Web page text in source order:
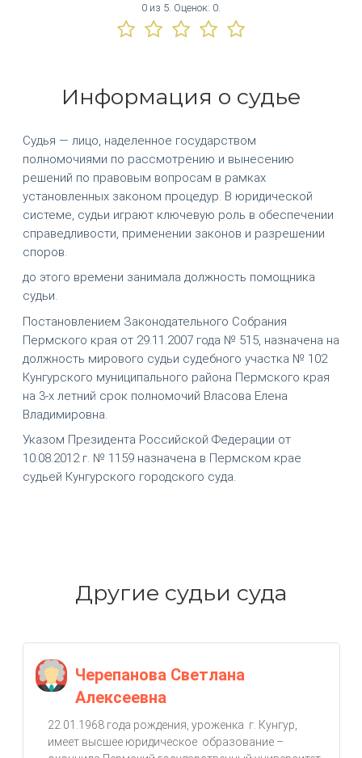
0 из 5. Оценок: 0
Информация о судье
Судья — лицо, наделенное государством
полномочиями по рассмотрению и вынесению
решений по правовым вопросам в рамках
установленных законом процедур. В юридической
системе, судьи играют ключевую роль в обеспечении
справедливости, применении законов и разрешении
споров.
до этого времени занимала должность помощника
судьи.
Постановлением Законодательного Собрания
Пермского края от 29.11.2007 года № 515, назначена на
должность мирового судьи судебного участка № 102
Кунгурского муниципального района Пермского края
на 3-х летний срок полномочий Власова Елена
Владимировна.
Указом Президента Российской Федерации от
10.08.2012 г. № 1159 назначена в Пермском крае
судьей Кунгурского городского суда.
Другие судьи суда
Черепанова Светлана
Алексеевна
22.01.1968 года рождения, уроженка г. Кунгур,
имеет высшее юридическое образование –